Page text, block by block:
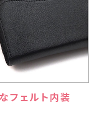
フェルト内装